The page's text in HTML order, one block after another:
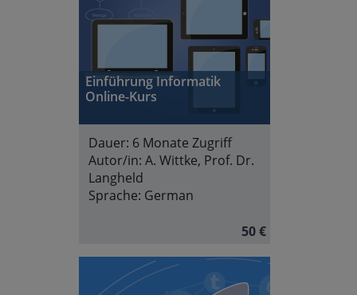
Einführung Informatik
Online-Kurs
Dauer: 6 Monate Zugriff
Autor/in: A. Wittke, Prof. Dr.
Langheld
Sprache: German
50 €